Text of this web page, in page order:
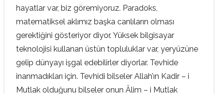
hayatlar var, biz göremiyoruz. Paradoks,
matematiksel aklımız başka canlıların olması
gerektiğini gösteriyor diyor. Yüksek bilgisayar
teknolojisi kullanan üstün topluluklar var, yeryüzüne
gelip dünyayı işgal edebilirler diyorlar. Tevhide
inanmadıkları için. Tevhidi bilseler Allah’ın Kadir – i
Mutlak olduğunu bilseler onun Âlim – i Mutlak